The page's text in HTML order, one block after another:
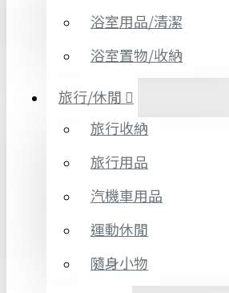
浴室用品/清潔
浴室置物/收納
旅行/休閒
旅行收納
旅行用品
汽機車用品
運動休閒
隨身小物